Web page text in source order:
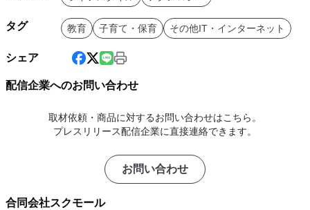
タグ 教育 子育て・保育 その他IT・インターネット
シェア
配信企業へのお問い合わせ
取材依頼・商品に対するお問い合わせはこちら。
プレスリリース配信企業に直接連絡できます。
お問い合わせ
合同会社スクモール